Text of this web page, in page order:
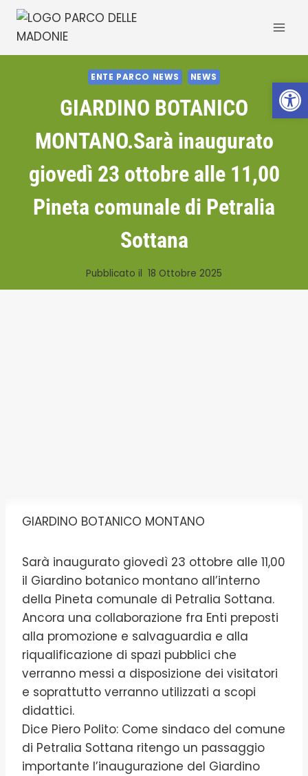
Salta
contenuto
ENTE PARCO NEWS NEWS
GIARDINO BOTANICO
MONTANO.Sarà inaugurato
giovedì 23 ottobre alle 11,00
Pineta comunale di Petralia
Sottana
Pubblicato il 18 Ottobre 2025
GIARDINO BOTANICO MONTANO
Sarà inaugurato giovedì 23 ottobre alle 11,00
il Giardino botanico montano all’interno
della Pineta comunale di Petralia Sottana.
Ancora una collaborazione fra Enti preposti
alla promozione e salvaguardia e alla
riqualificazione di spazi pubblici che
verranno messi a disposizione dei visitatori
e soprattutto verranno utilizzati a scopi
didattici.
Dice Piero Polito: Come sindaco del comune
di Petralia Sottana ritengo un passaggio
importante l’inaugurazione del Giardino
Apri